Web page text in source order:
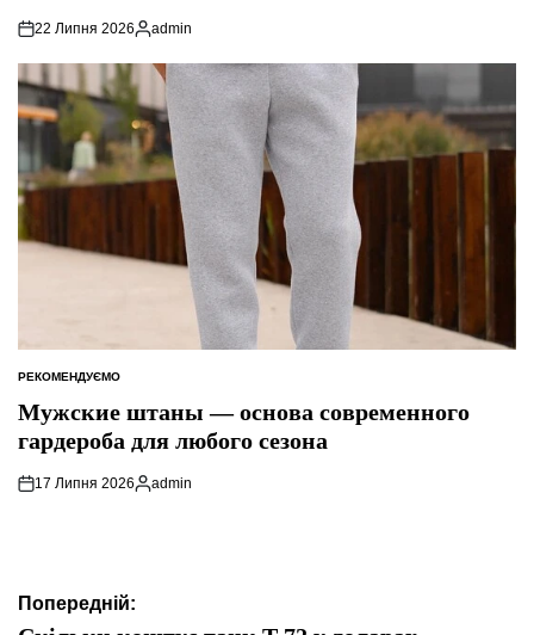
22 Липня 2026
Опубліковано
admin
ОПУБЛІКУВАТИ
РЕКОМЕНДУЄМО
Мужские штаны — основа современного
гардероба для любого сезона
17 Липня 2026
Опубліковано
admin
Навігація
Попередній: